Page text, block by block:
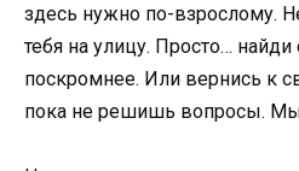
здесь нужно по-взрослому.
тебя на улицу. Просто… найди
поскромнее. Или вернись к
пока не решишь вопросы.